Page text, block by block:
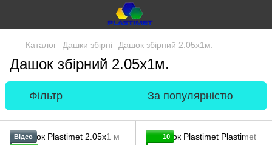
Каталог Дашки збірні Дашок збірний 2.05х1м.
Дашок збірний 2.05х1м.
Фільтр За популярністю
Відео
10